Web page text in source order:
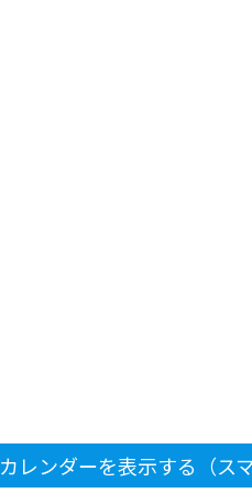
カレンダーを表示する（ス